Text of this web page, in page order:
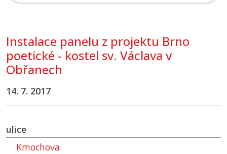
Instalace panelu z projektu Brno
poetické - kostel sv. Václava v
Obřanech
14. 7. 2017
ulice
Kmochova